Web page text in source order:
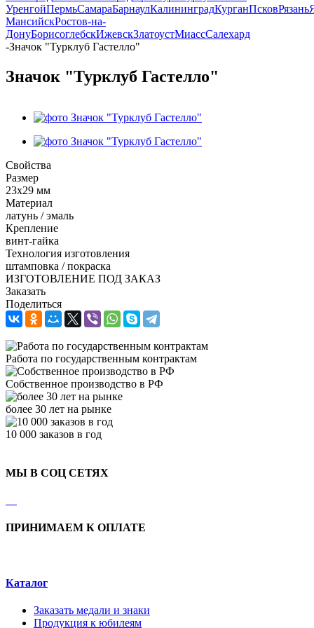
УренгойПермьСамараБарнаулКалининградКурганПсковРязань
МансийскРостов-на-
ДонуБорисоглебскИжевскЗлатоустМиассСалехард
-Значок "Турклуб Гастелло"
Значок "Турклуб Гастелло"
Свойства
Размер
23х29 мм
Материал
латунь / эмаль
Крепление
винт-гайка
Технология изготовления
штамповка / покраска
ИЗГОТОВЛЕНИЕ ПОД ЗАКАЗ
Заказать
Поделиться
Работа по государственным контрактам
Собственное производство в РФ
более 30 лет на рынке
10 000 заказов в год
МЫ В СОЦ СЕТЯХ
ПРИНИМАЕМ К ОПЛАТЕ
Каталог
Заказать медали и знаки
Продукция к юбилеям